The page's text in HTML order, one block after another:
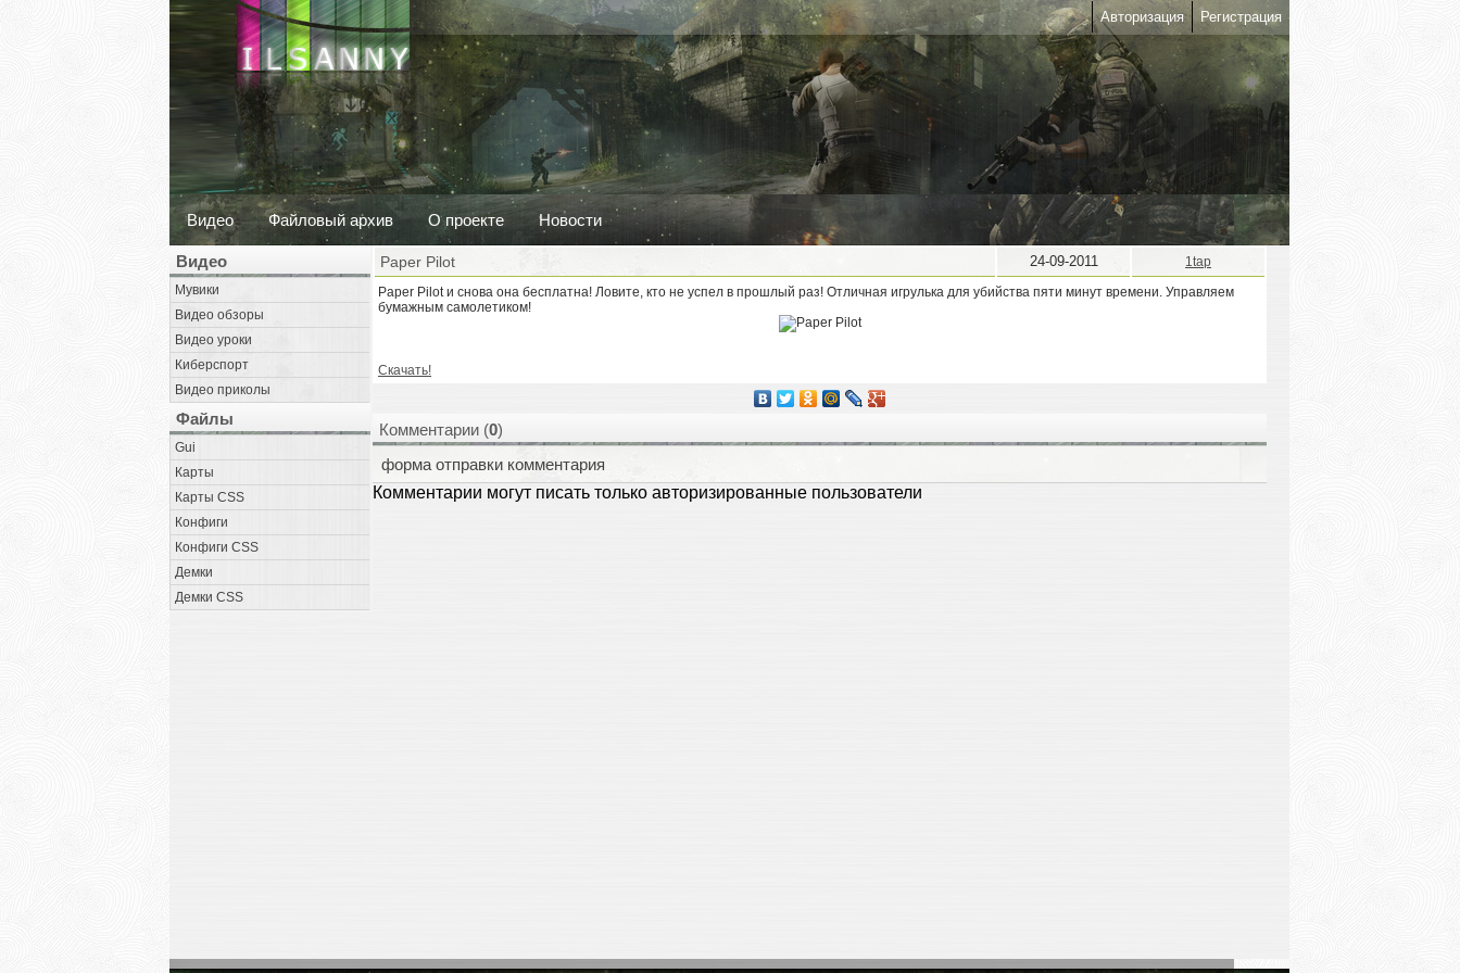
Авторизация Регистрация
Видео Файловый архив О проекте Новости
Видео
Мувики
Видео обзоры
Видео уроки
Киберспорт
Видео приколы
Файлы
Gui
Карты
Карты CSS
Конфиги
Конфиги CSS
Демки
Демки CSS
Paper Pilot 24-09-2011
1tap
Paper Pilot и снова она бесплатна! Ловите, кто не успел в прошлый раз! Отличная игрулька для убийства пяти минут времени. Управляем
бумажным самолетиком!
Скачать!
Комментарии (0)
форма отправки комментария
Комментарии могут писать только авторизированные пользователи